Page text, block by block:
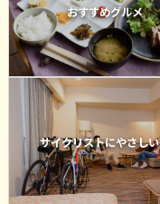
おすすめグルメ
サイクリストにやさし